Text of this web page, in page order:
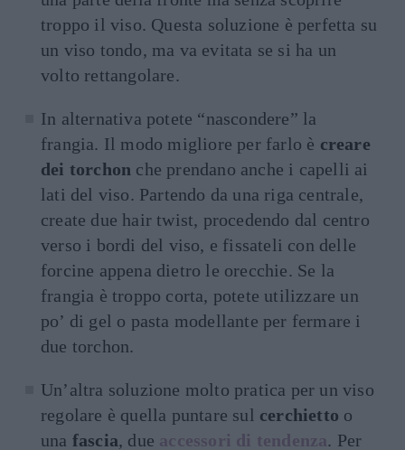
troppo il viso. Questa soluzione è perfetta su
un viso tondo, ma va evitata se si ha un
volto rettangolare.
In alternativa potete “nascondere” la
frangia. Il modo migliore per farlo è creare
dei torchon che prendano anche i capelli ai
lati del viso. Partendo da una riga centrale,
create due hair twist, procedendo dal centro
verso i bordi del viso, e fissateli con delle
forcine appena dietro le orecchie. Se la
frangia è troppo corta, potete utilizzare un
po’ di gel o pasta modellante per fermare i
due torchon.
Un’altra soluzione molto pratica per un viso
regolare è quella puntare sul cerchietto o
una fascia, due accessori di tendenza. Per